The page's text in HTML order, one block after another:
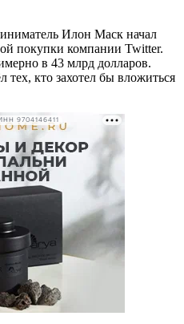
Илон Маск начал
покупки компании Twitter.
в 43 млрд долларов.
тех, кто захотел бы вложиться
9704146411